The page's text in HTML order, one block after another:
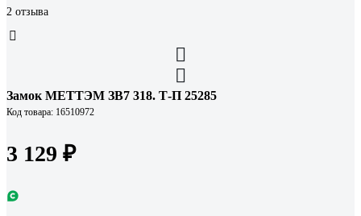
2 отзыва
Замок МЕТТЭМ ЗВ7 318. Т-П 25285
Код товара: 16510972
3 129 ₽